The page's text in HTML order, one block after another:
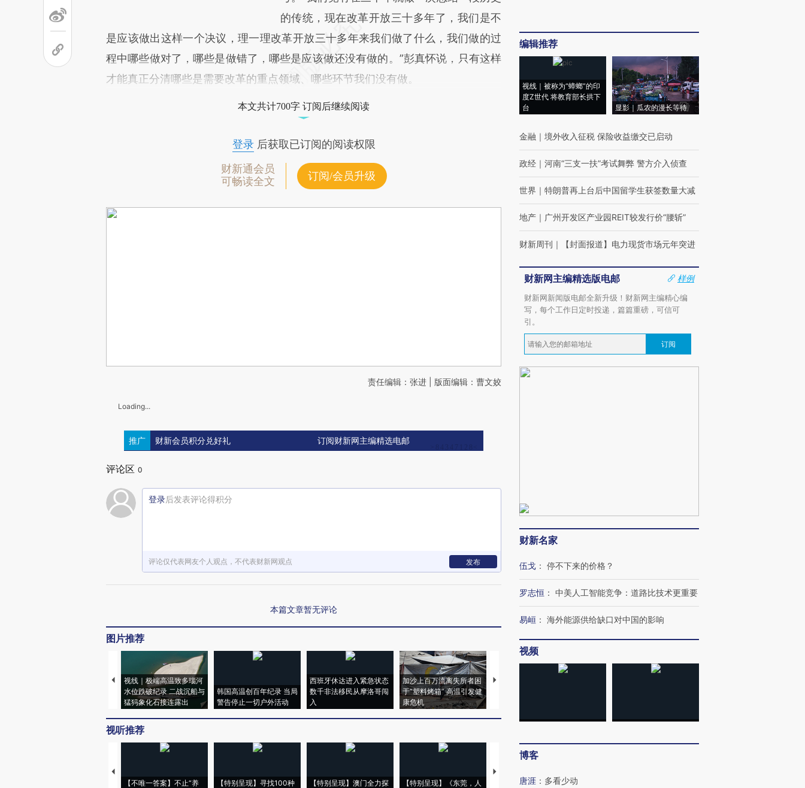
的传统，现在改革开放三十多年了，我们是不
是应该做出这样一个决议，理一理改革开放三十多年来我们做了什么，我们做的过
程中哪些做对了，哪些是做错了，哪些是应该做还没有做的。”彭真怀说，只有这样
才能真正分清哪些是需要改革的重点领域、哪些环节我们没有做。
本文共计700字 订阅后继续阅读
登录后获取已订阅的阅读权限
财新通会员
可畅读全文
订阅/会员升级
责任编辑：张进 | 版面编辑：曹文姣
Loading...
推广 财新会员积分兑好礼 订阅财新网主编精选电邮
评论区 0
登录后发表评论得积分
评论仅代表网友个人观点，不代表财新网观点 发布
本篇文章暂无评论
图片推荐
视线｜极端高温致多瑙河
水位跌破纪录 二战沉船与
猛犸象化石接连露出
韩国高温创百年纪录 当局
警告停止一切户外活动
西班牙休达进入紧急状态
数千非法移民从摩洛哥闯
入
加沙上百万流离失所者困
于“塑料烤箱” 高温引发健
康危机
马航飞行员跨国走私7万
视听推荐
【不唯一答案】不止“养
【特别呈现】寻找100种
【特别呈现】澳门全力探
【特别呈现】《东莞，人
【推广】走进第四届链博
会，让数智科技“链”接产
编辑推荐
视线｜被称为“蟑螂”的印
度Z世代 将教育部长拱下
台
显影｜瓜农的漫长等待
金融 ｜ 境外收入征税 保险收益缴交已启动
政经 ｜ 河南“三支一扶”考试舞弊 警方介入侦查
世界 ｜ 特朗普再上台后中国留学生获签数量大减
地产 ｜ 广州开发区产业园REIT较发行价“腰斩”
财新周刊 ｜ 【封面报道】电力现货市场元年突进
财新网主编精选版电邮
样例
财新网新闻版电邮全新升级！财新网主编精心编
写，每个工作日定时投递，篇篇重磅，可信可
引。
订阅
财新名家
伍戈 ： 停不下来的价格？
罗志恒 ： 中美人工智能竞争：道路比技术更重要
易峘 ： 海外能源供给缺口对中国的影响
视频
博客
唐涯 ： 多看少动